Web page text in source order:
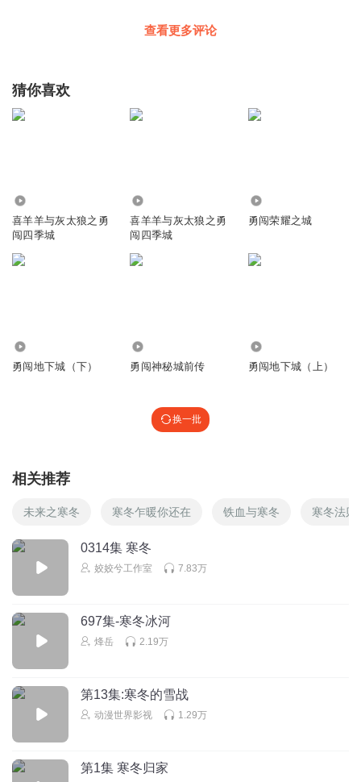
查看更多评论
猜你喜欢
喜羊羊与灰太狼之勇
闯四季城
喜羊羊与灰太狼之勇
闯四季城
勇闯荣耀之城
勇闯地下城（下） 勇闯神秘城前传 勇闯地下城（上）
换一批
相关推荐
未来之寒冬 寒冬乍暖你还在 铁血与寒冬 寒冬法则
0314集 寒冬
姣姣兮工作室 7.83万
697集-寒冬冰河
烽岳 2.19万
第13集:寒冬的雪战
动漫世界影视 1.29万
第1集 寒冬归家